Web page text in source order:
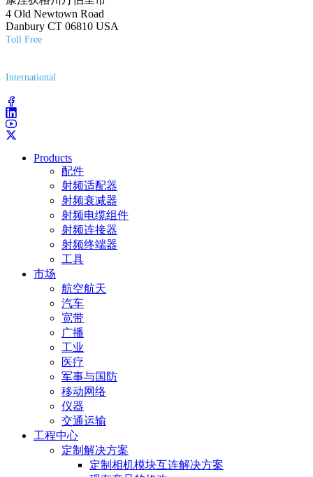
4 Old Newtown Road
Danbury CT 06810 USA
Toll Free
International
Products
配件
射频适配器
射频衰减器
射频电缆组件
射频连接器
射频终端器
工具
市场
航空航天
汽车
宽带
广播
工业
医疗
军事与国防
移动网络
仪器
交通运输
工程中心
定制解决方案
定制相机模块互连解决方案